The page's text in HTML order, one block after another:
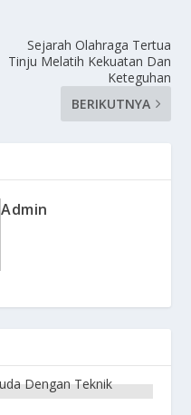
Sejarah Olahraga Tertua
Tinju Melatih Kekuatan Dan
Keteguhan
BERIKUTNYA
Admin